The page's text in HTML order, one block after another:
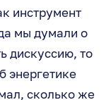
инструмент
мы думали о
дискуссию, то
энергетике
сколько же